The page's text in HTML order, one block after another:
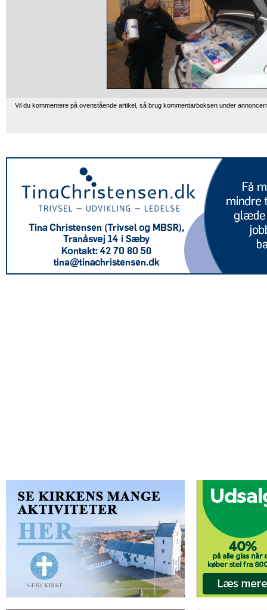
Vil du kommentere på ovenstående artikel, så brug kommentarboksen under